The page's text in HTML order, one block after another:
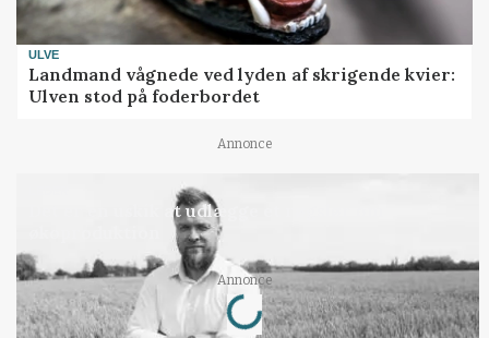
ULVE
Landmand vågnede ved lyden af skrigende kvier:
Ulven stod på foderbordet
Annonce
Det er en uskik at udlægge et røgslør om
Annonce
Loading...